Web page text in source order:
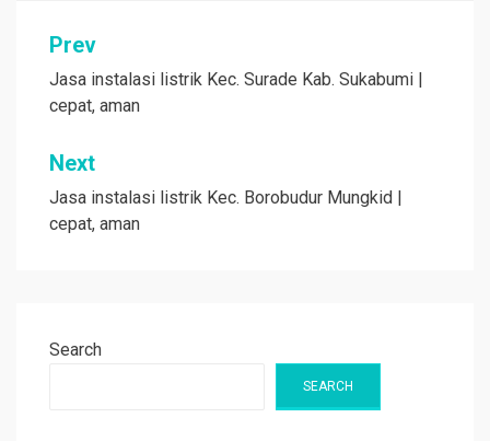
Post
navigation
Prev
Jasa instalasi listrik Kec. Surade Kab. Sukabumi |
cepat, aman
Next
Jasa instalasi listrik Kec. Borobudur Mungkid |
cepat, aman
Search
SEARCH